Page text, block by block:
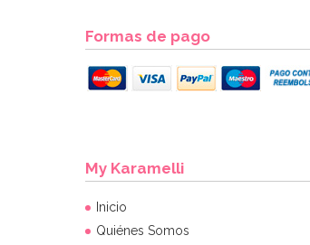
Formas de pago
My Karamelli
Inicio
Quiénes Somos